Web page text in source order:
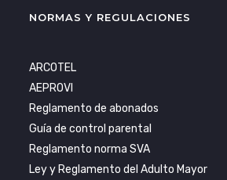
NORMAS Y REGULACIONES
ARCOTEL
AEPROVI
Reglamento de abonados
Guía de control parental
Reglamento norma SVA
Ley y Reglamento del Adulto Mayor